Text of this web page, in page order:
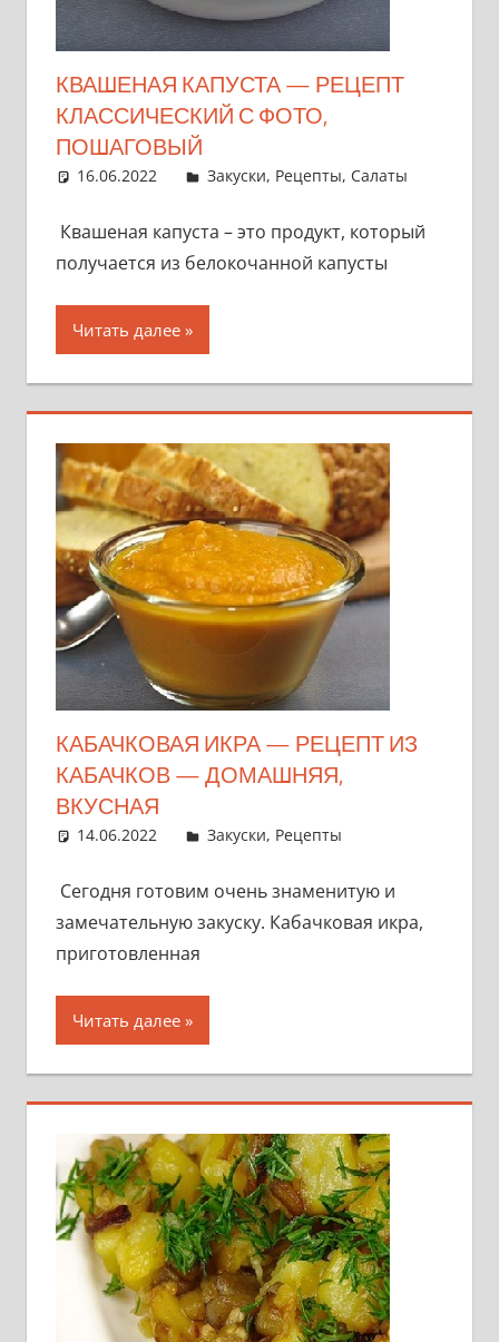
КВАШЕНАЯ КАПУСТА — РЕЦЕПТ
КЛАССИЧЕСКИЙ С ФОТО,
ПОШАГОВЫЙ
16.06.2022 admin
Закуски, Рецепты, Салаты
Квашеная капуста – это продукт, который
получается из белокочанной капусты
Читать далее
КАБАЧКОВАЯ ИКРА — РЕЦЕПТ ИЗ
КАБАЧКОВ — ДОМАШНЯЯ,
ВКУСНАЯ
14.06.2022 admin
Закуски, Рецепты
Сегодня готовим очень знаменитую и
замечательную закуску. Кабачковая икра,
приготовленная
Читать далее